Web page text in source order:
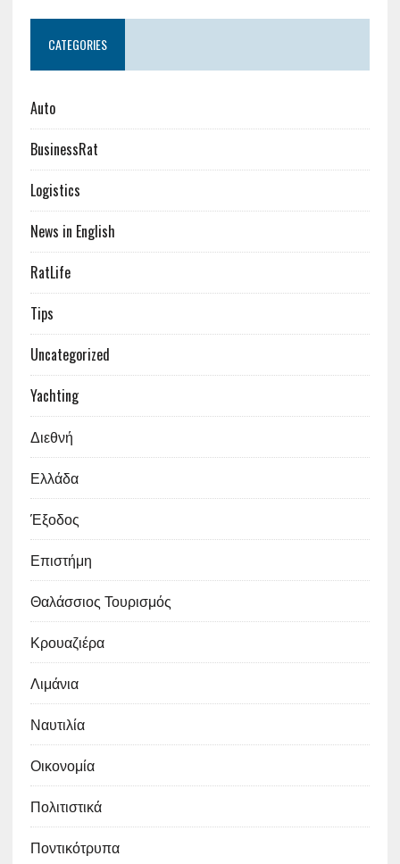
CATEGORIES
Auto
BusinessRat
Logistics
News in English
RatLife
Tips
Uncategorized
Yachting
Διεθνή
Ελλάδα
Έξοδος
Επιστήμη
Θαλάσσιος Τουρισμός
Κρουαζιέρα
Λιμάνια
Ναυτιλία
Οικονομία
Πολιτιστικά
Ποντικότρυπα